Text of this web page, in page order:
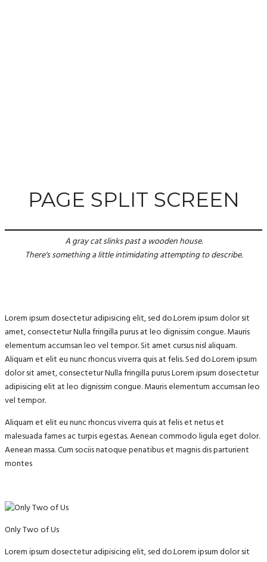
PAGE SPLIT SCREEN
A gray cat slinks past a wooden house.
There's something a little intimidating attempting to describe.
Lorem ipsum dosectetur adipisicing elit, sed do.Lorem ipsum dolor sit
amet, consectetur Nulla fringilla purus at leo dignissim congue. Mauris
elementum accumsan leo vel tempor. Sit amet cursus nisl aliquam.
Aliquam et elit eu nunc rhoncus viverra quis at felis. Sed do.Lorem ipsum
dolor sit amet, consectetur Nulla fringilla purus Lorem ipsum dosectetur
adipisicing elit at leo dignissim congue. Mauris elementum accumsan leo
vel tempor.
Aliquam et elit eu nunc rhoncus viverra quis at felis et netus et
malesuada fames ac turpis egestas. Aenean commodo ligula eget dolor.
Aenean massa. Cum sociis natoque penatibus et magnis dis parturient
montes
Only Two of Us
Lorem ipsum dosectetur adipisicing elit, sed do.Lorem ipsum dolor sit